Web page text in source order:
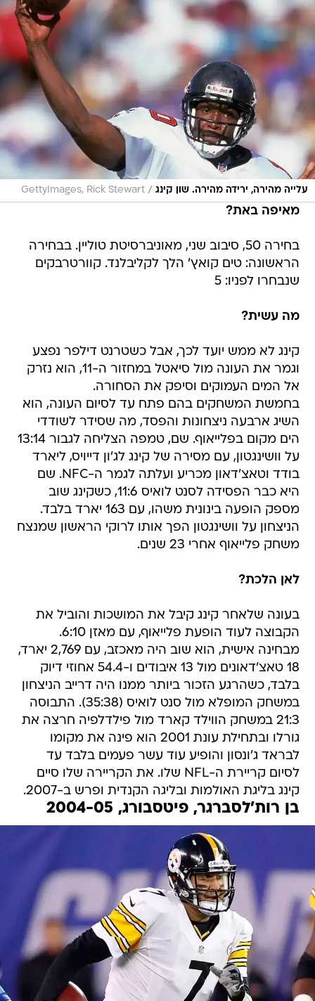
עלייה מהירה, ירידה מהירה. שון קינג /
GettyImages, Rick Stewart
מאיפה באת?
בחירה 50, סיבוב שני, מאוניברסיטת טוליין. בבחירה
הראשונה: טים קואץ' הלך לקליבלנד. קוורטרבקים
שנבחרו לפניו: 5
מה עשית?
קינג לא ממש יועד לכך, אבל כשטרנט דילפר נפצע
וגמר את העונה מול סיאטל במחזור ה-11, הוא נזרק
אל המים העמוקים וסיפק את הסחורה.
בחמשת המשחקים בהם פתח עד לסיום העונה, הוא
השיג ארבעה ניצחונות והפסד, מה שסידר לשודדי
הים מקום בפלייאוף. שם, טמפה הצליחה לגבור 13:14
על וושינגטון, עם מסירה של קינג לג'ון דייויס, ליארד
בודד וטאצ'דאון מכריע ועלתה לגמר ה-NFC. שם
היא כבר הפסידה לסנט לואיס 11:6, כשקינג שוב
מספק הופעה בינונית משהו, עם 163 יארד בלבד.
הניצחון על וושינגטון הפך אותו לרוקי הראשון שמנצח
משחק פלייאוף אחרי 23 שנים.
לאן הלכת?
בעונה שלאחר קינג קיבל את המושכות והוביל את
הקבוצה לעוד הופעת פלייאוף, עם מאזן 6:10.
מבחינה אישית, הוא שוב היה מאכזב, עם 2,769 יארד,
18 טאצ'דאונים מול 13 איבודים ו-54.4 אחוזי דיוק
בלבד, כשהרגע הזכור ביותר ממנו היה דרייב הניצחון
במשחק המופלא מול סנט לואיס (35:38). התבוסה
21:3 במשחק הווילד קארד מול פילדלפיה חרצה את
גורלו ובתחילת עונת 2001 הוא פינה את מקומו
לבראד ג'ונסון והופיע עוד עשר פעמים בלבד עד
לסיום קריירת ה-NFL שלו. את הקריירה שלו סיים
קינג בליגת האולמות ובליגה הקנדית ופרש ב-2007.
בן רות'לסברגר, פיטסבורג, 2004-05